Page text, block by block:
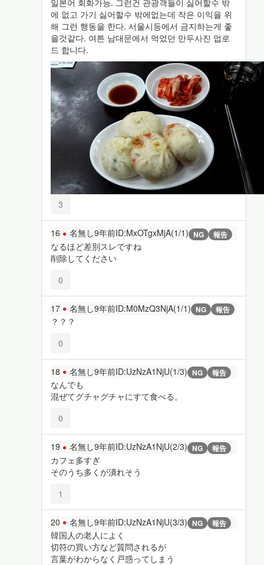
일본어 회화가능. 그런건 관광객들이 싫어할수 밖
에 없고 가기 싫어할수 밖에없는데 작은 이익을 위
해 그런 행동을 한다. 서울시등에서 금지하는게 좋
을것같다. 여튼 남대문에서 먹었던 만두사진 업로
드 합니다.
3
16 名無し9年前ID:MxOTgxMjA(1/1) NG 報告
なるほど差別スレですね
削除してください
0
17 名無し9年前ID:M0MzQ3NjA(1/1) NG 報告
？？？
0
18 名無し9年前ID:UzNzA1NjU(1/3) NG 報告
なんでも
混ぜてグチャグチャにすて食べる。
0
19 名無し9年前ID:UzNzA1NjU(2/3) NG 報告
カフェ多すぎ
そのうち多くが潰れそう
1
20 名無し9年前ID:UzNzA1NjU(3/3) NG 報告
韓国人の老人によく
切符の買い方など質問されるが
言葉がわからなく戸惑ってしまう